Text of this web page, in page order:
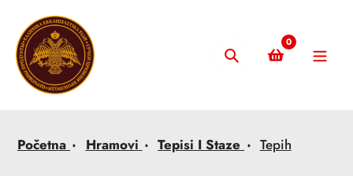
content
Pretraži
0
Početna Hramovi Tepisi I Staze Tepih